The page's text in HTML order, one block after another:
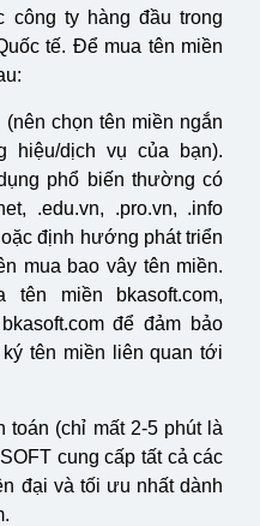
công ty hàng đầu trong
tế. Để mua tên miền
chọn tên miền ngắn
hiệu/dịch vụ của bạn).
phổ biến thường có
.edu.vn, .pro.vn, .info
định hướng phát triển
mua bao vây tên miền.
miền bkasoft.com,
để đảm bảo
tên miền liên quan tới
toán (chỉ mất 2-5 phút là
cung cấp tất cả các
đại và tối ưu nhất dành